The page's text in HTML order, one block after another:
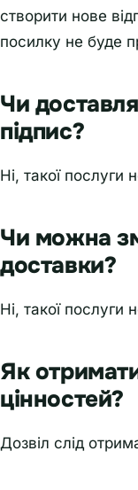
створити нове
посилку не буде
Чи
підпис?
Ні, такої послуги
Чи можна
доставки?
Ні, такої послуги
Як
цінностей?
Дозвіл слід